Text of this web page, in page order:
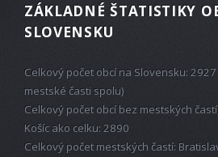
ZÁKLADNÉ ŠTATISTIKY
SLOVENSKU
Celkový počet obcí na Slovensku:
mestské časti spolu)
Celkový počet obcí bez mestských
Košíc ako celku: 2890
Celkový počet mestských častí: